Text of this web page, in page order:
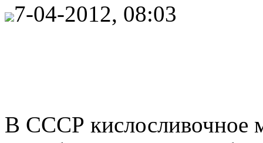
7-04-2012, 08:03
В СССР кислосливочное